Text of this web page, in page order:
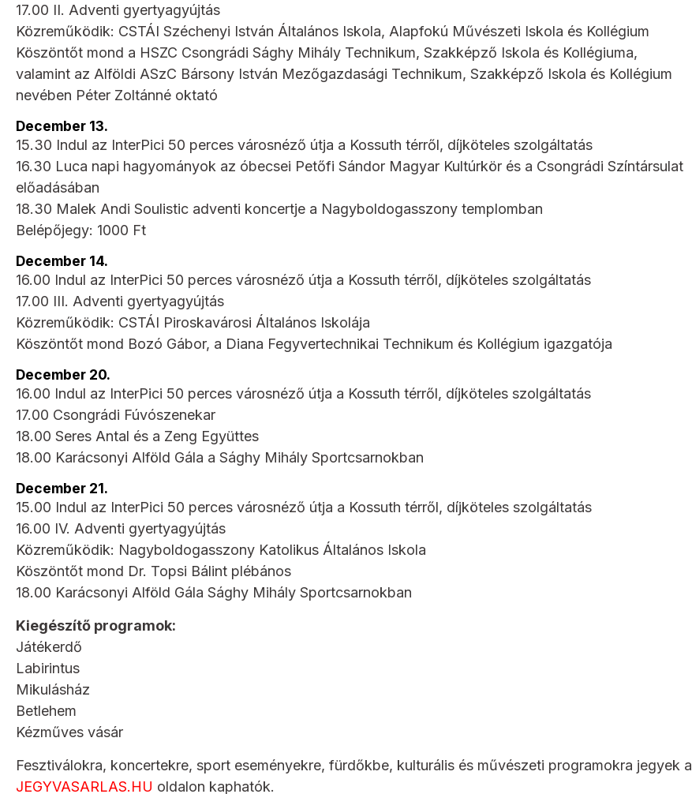
17.00 II. Adventi gyertyagyújtás
Közreműködik: CSTÁI Széchenyi István Általános Iskola, Alapfokú Művészeti Iskola és Kollégium
Köszöntőt mond a HSZC Csongrádi Sághy Mihály Technikum, Szakképző Iskola és Kollégiuma,
valamint az Alföldi ASzC Bársony István Mezőgazdasági Technikum, Szakképző Iskola és Kollégium
nevében Péter Zoltánné oktató
December 13.
15.30 Indul az InterPici 50 perces városnéző útja a Kossuth térről, díjköteles szolgáltatás
16.30 Luca napi hagyományok az óbecsei Petőfi Sándor Magyar Kultúrkör és a Csongrádi Színtársulat
előadásában
18.30 Malek Andi Soulistic adventi koncertje a Nagyboldogasszony templomban
Belépőjegy: 1000 Ft
December 14.
16.00 Indul az InterPici 50 perces városnéző útja a Kossuth térről, díjköteles szolgáltatás
17.00 III. Adventi gyertyagyújtás
Közreműködik: CSTÁI Piroskavárosi Általános Iskolája
Köszöntőt mond Bozó Gábor, a Diana Fegyvertechnikai Technikum és Kollégium igazgatója
December 20.
16.00 Indul az InterPici 50 perces városnéző útja a Kossuth térről, díjköteles szolgáltatás
17.00 Csongrádi Fúvószenekar
18.00 Seres Antal és a Zeng Együttes
18.00 Karácsonyi Alföld Gála a Sághy Mihály Sportcsarnokban
December 21.
15.00 Indul az InterPici 50 perces városnéző útja a Kossuth térről, díjköteles szolgáltatás
16.00 IV. Adventi gyertyagyújtás
Közreműködik: Nagyboldogasszony Katolikus Általános Iskola
Köszöntőt mond Dr. Topsi Bálint plébános
18.00 Karácsonyi Alföld Gála Sághy Mihály Sportcsarnokban
Kiegészítő programok:
Játékerdő
Labirintus
Mikulásház
Betlehem
Kézműves vásár
Fesztiválokra, koncertekre, sport eseményekre, fürdőkbe, kulturális és művészeti programokra jegyek a
JEGYVASARLAS.HU oldalon kaphatók.